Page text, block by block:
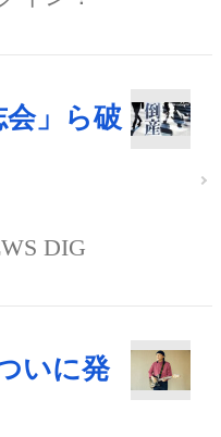
会」ら破
DIG
いに発